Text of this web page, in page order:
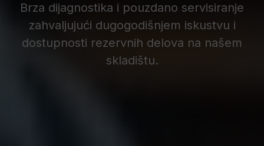
Brza dijagnostika i pouzdano servisiranje
zahvaljujući dugogodišnjem iskustvu i
dostupnosti rezervnih delova na našem
skladištu.